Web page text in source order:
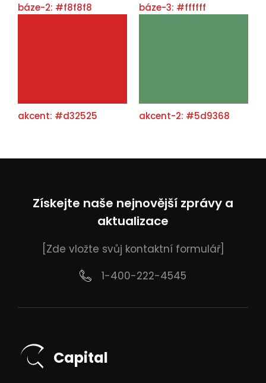
báze-2: #f8f8f8 báze-3: #ffffff
akcent: #d32525 akcent-2: #5d9368
Získejte naše nejnovější zprávy a
aktualizace
[Zde vložte svůj kontaktní formulář]
1-400-222-4545
Capital